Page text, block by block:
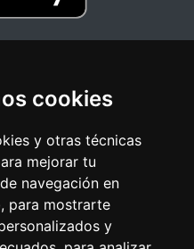
cookies
y otras técnicas
mejorar tu
navegación en
para mostrarte
y
con ninguna organización o
marcas comerciales y
resultados de ciclismo son